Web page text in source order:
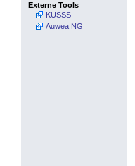
Externe Tools
KUSSS
Auwea NG